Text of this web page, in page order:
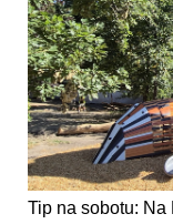
Tip na sobotu: